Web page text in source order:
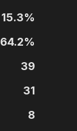
15.3%
64.2%
39
31
8